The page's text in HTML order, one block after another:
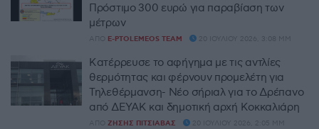
Πρόστιμο 300 ευρώ για παραβίαση των
μέτρων
ΑΠΌ E-PTOLEMEOS TEAM 20 ΙΟΥΛΊΟΥ 2026, 3:08 ΜΜ
Κατέρρευσε το αφήγημα με τις αντλίες
θερμότητας και φέρνουν προμελέτη για
Τηλεθέρμανση- Νέο σήριαλ για το Δρέπανο
από ΔΕΥΑΚ και δημοτική αρχή Κοκκαλιάρη
ΑΠΌ ΖΉΣΗΣ ΠΙΤΣΙΆΒΑΣ 20 ΙΟΥΛΊΟΥ 2026, 2:05 ΜΜ